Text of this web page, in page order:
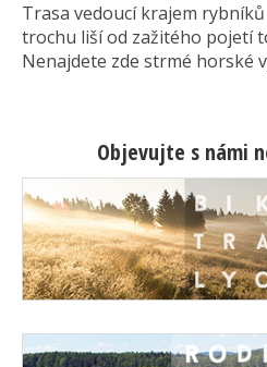
Trasa vedoucí krajem
trochu liší od zažitého pojetí
Nenajdete zde strmé horské
Objevujte s námi